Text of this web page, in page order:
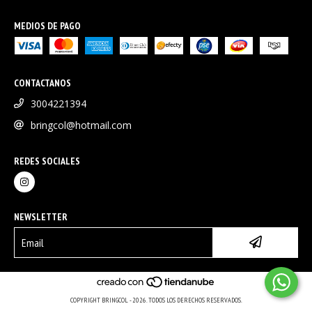
MEDIOS DE PAGO
CONTACTANOS
3004221394
bringcol@hotmail.com
REDES SOCIALES
NEWSLETTER
COPYRIGHT BRINGCOL - 2026. TODOS LOS DERECHOS RESERVADOS.